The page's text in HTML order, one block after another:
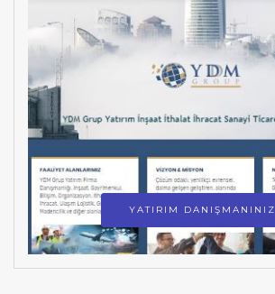
YATIRIM DANIŞMANINIZ